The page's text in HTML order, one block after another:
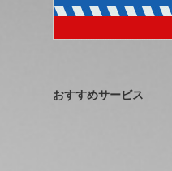
おすすめサービス